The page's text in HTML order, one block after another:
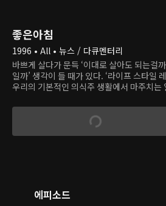
좋은아침
1996 • All • 뉴스 / 다큐멘터리
바쁘게 살다가 문득 ‘이대로 살아도 되는걸
일까’ 생각이 들 때가 있다. ‘라이프 스타일
우리의 기본적인 의식주 생활에서 마주치는
에피소드